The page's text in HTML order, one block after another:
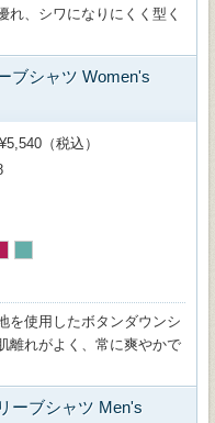
れ、シワになりにくく型く
ブシャツ Women's
¥5,540（税込）
を使用したボタンダウンシ
離れがよく、常に爽やかで
ーブシャツ Men's